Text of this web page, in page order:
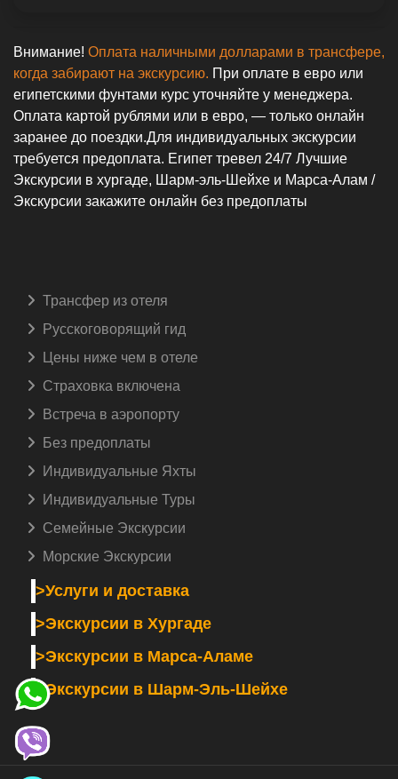
Внимание! Оплата наличными долларами в трансфере,
когда забирают на экскурсию. При оплате в евро или
египетскими фунтами курс уточняйте у менеджера.
Оплата картой рублями или в евро, — только онлайн
заранее до поездки.Для индивидуальных экскурсии
требуется предоплата. Египет тревел 24/7 Лучшие
Экскурсии в хургаде, Шарм-эль-Шейхе и Марса-Алам /
Экскурсии закажите онлайн без предоплаты
Трансфер из отеля
Русскоговорящий гид️
Цены ниже чем в отеле
Страховка включена️
Встреча в аэропорту️
Без предоплаты
Индивидуальные Яхты
Индивидуальные Туры
Семейные Экскурсии
Морские Экскурсии
>Услуги и доставка
>Экскурсии в Хургаде
>Экскурсии в Марса-Аламе
>Экскурсии в Шарм-Эль-Шейхе